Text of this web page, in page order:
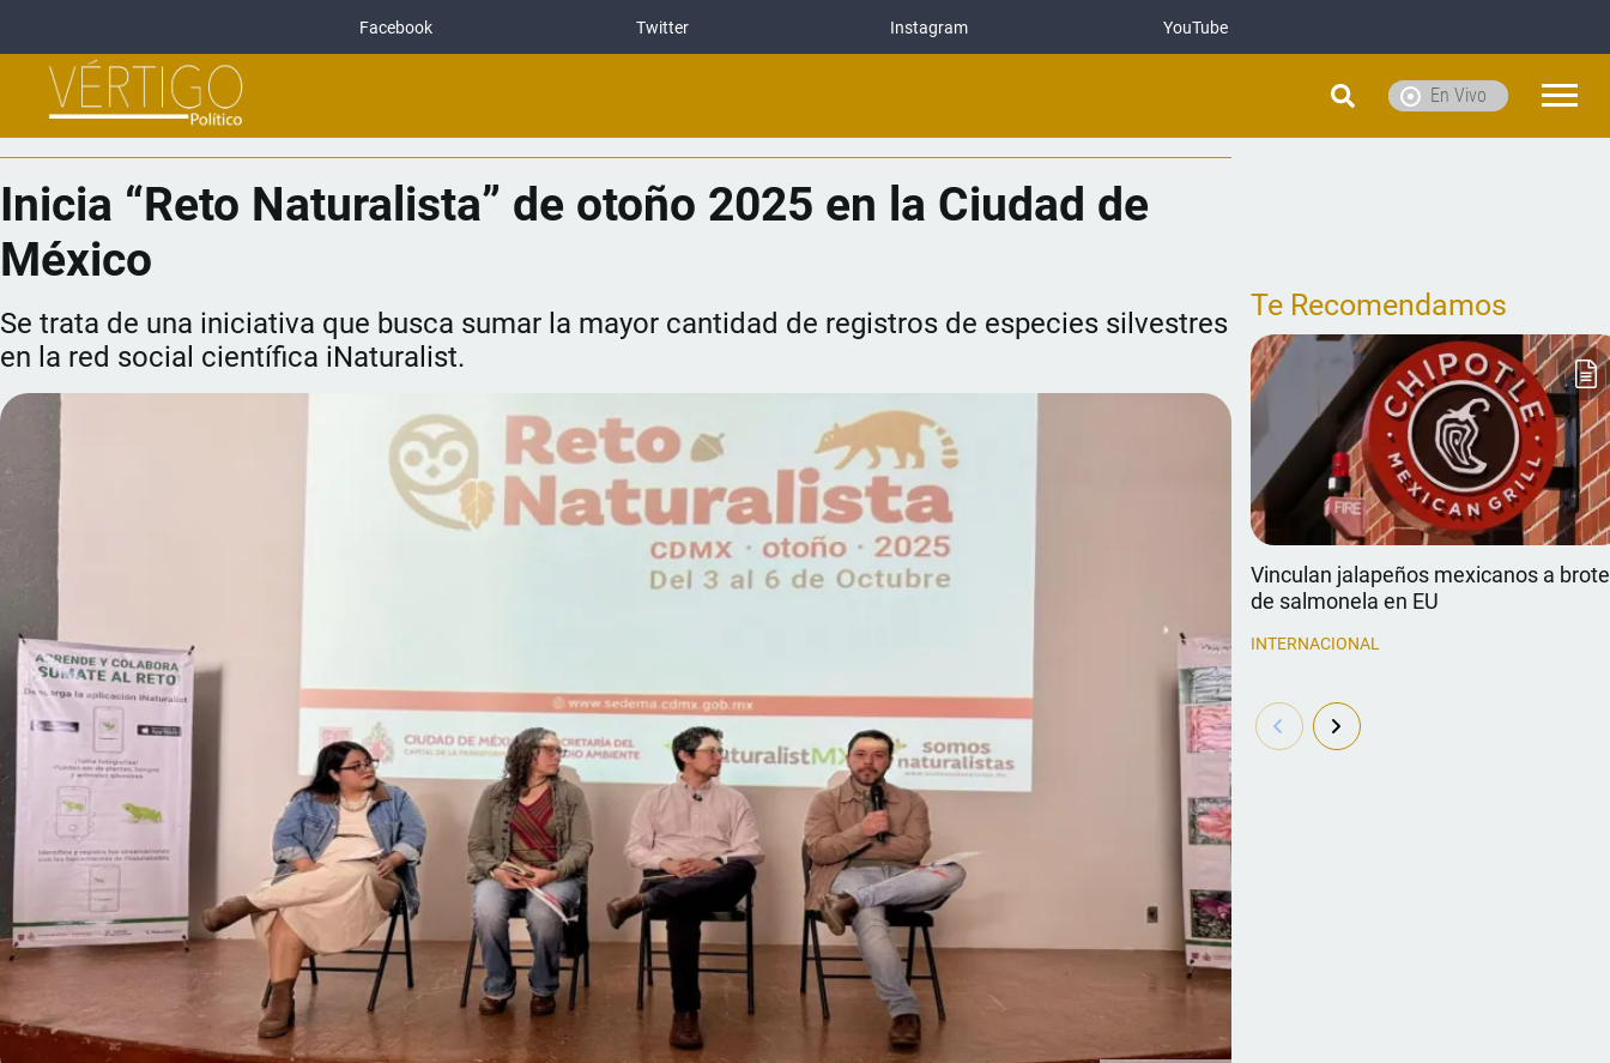
Facebook Twitter Instagram YouTube
En Vivo
Inicia “Reto Naturalista” de otoño 2025 en la Ciudad de
México
Se trata de una iniciativa que busca sumar la mayor cantidad de registros de especies silvestres
en la red social científica iNaturalist.
Te Recomendamos
Vinculan jalapeños mexicanos a brote
de salmonela en EU
INTERNACIONAL